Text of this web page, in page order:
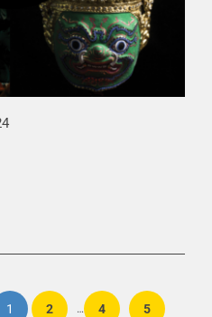
1 2 … 4 5